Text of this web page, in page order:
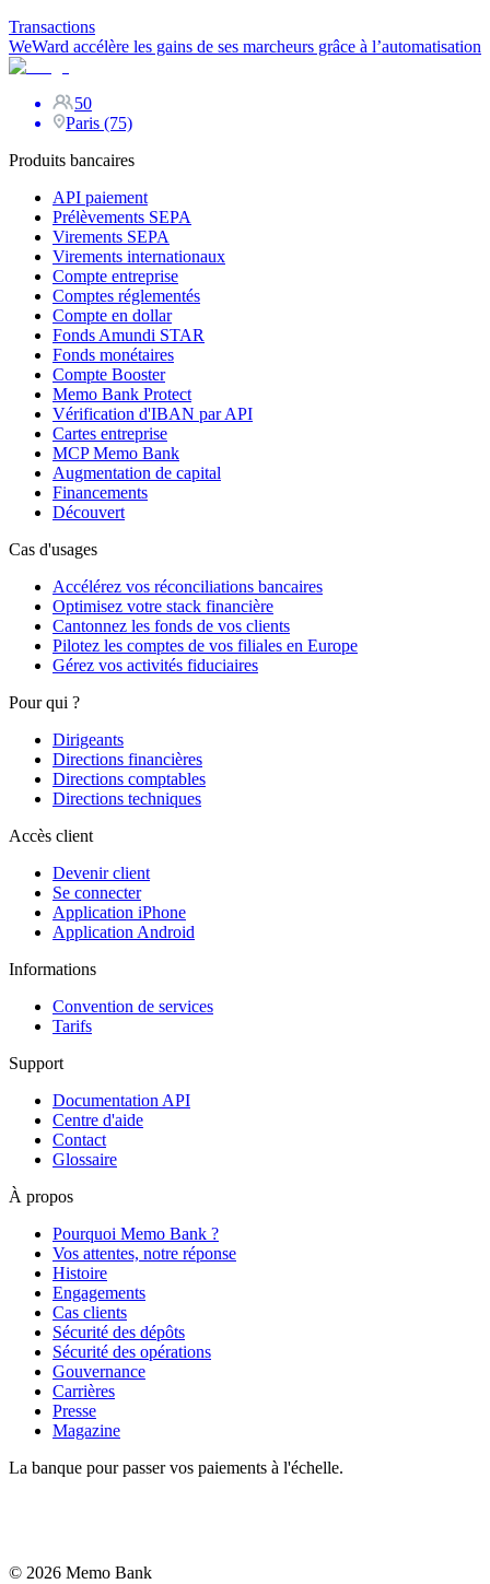
Transactions
WeWard accélère les gains de ses marcheurs grâce à l’automatisation
50
Paris (75)
Produits bancaires
API paiement
Prélèvements SEPA
Virements SEPA
Virements internationaux
Compte entreprise
Comptes réglementés
Compte en dollar
Fonds Amundi STAR
Fonds monétaires
Compte Booster
Memo Bank Protect
Vérification d'IBAN par API
Cartes entreprise
MCP Memo Bank
Augmentation de capital
Financements
Découvert
Cas d'usages
Accélérez vos réconciliations bancaires
Optimisez votre stack financière
Cantonnez les fonds de vos clients
Pilotez les comptes de vos filiales en Europe
Gérez vos activités fiduciaires
Pour qui ?
Dirigeants
Directions financières
Directions comptables
Directions techniques
Accès client
Devenir client
Se connecter
Application iPhone
Application Android
Informations
Convention de services
Tarifs
Support
Documentation API
Centre d'aide
Contact
Glossaire
À propos
Pourquoi Memo Bank ?
Vos attentes, notre réponse
Histoire
Engagements
Cas clients
Sécurité des dépôts
Sécurité des opérations
Gouvernance
Carrières
Presse
Magazine
La banque pour passer vos paiements à l'échelle.
© 2026 Memo Bank